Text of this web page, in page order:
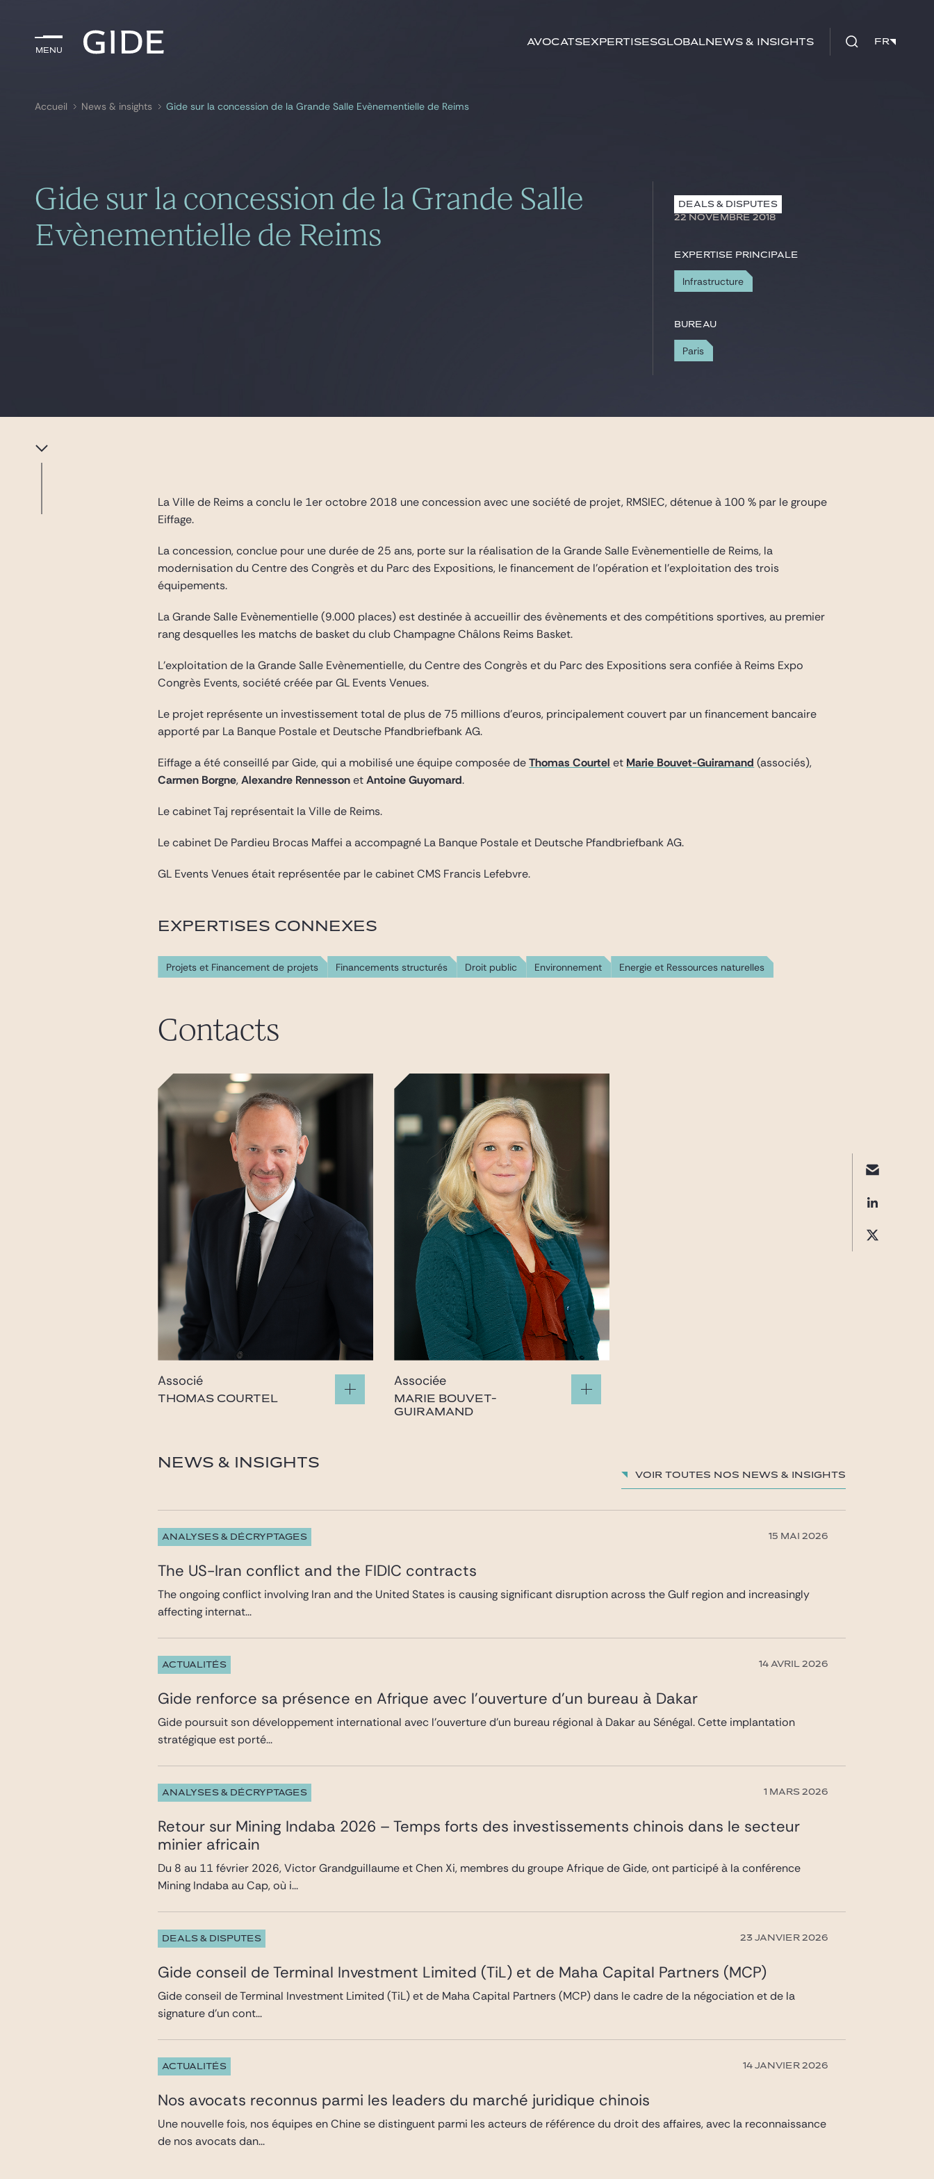
Menu
AvocatsExpertisesGlobalNews & insights FR
Menu mots-clés FR
Accueil News & insights Gide sur la concession de la Grande Salle Evènementielle de Reims
Gide sur la concession de la Grande Salle
Evènementielle de Reims
DEALS & DISPUTES
22 NOVEMBRE 2018
Expertise principale
Infrastructure
Bureau
Paris
La Ville de Reims a conclu le 1er octobre 2018 une concession avec une société de projet, RMSIEC, détenue à 100 % par le groupe
Eiffage.
La concession, conclue pour une durée de 25 ans, porte sur la réalisation de la Grande Salle Evènementielle de Reims, la
modernisation du Centre des Congrès et du Parc des Expositions, le financement de l’opération et l’exploitation des trois
équipements.
La Grande Salle Evènementielle (9.000 places) est destinée à accueillir des évènements et des compétitions sportives, au premier
rang desquelles les matchs de basket du club Champagne Châlons Reims Basket.
L’exploitation de la Grande Salle Evènementielle, du Centre des Congrès et du Parc des Expositions sera confiée à Reims Expo
Congrès Events, société créée par GL Events Venues.
Le projet représente un investissement total de plus de 75 millions d’euros, principalement couvert par un financement bancaire
apporté par La Banque Postale et Deutsche Pfandbriefbank AG.
Eiffage a été conseillé par Gide, qui a mobilisé une équipe composée deThomas Courtel et Marie Bouvet-Guiramand (associés),
Carmen Borgne,Alexandre RennessonetAntoine Guyomard.
Le cabinet Taj représentait la Ville de Reims.
Le cabinet De Pardieu Brocas Maffei a accompagné La Banque Postale et Deutsche Pfandbriefbank AG.
GL Events Venues était représentée par le cabinet CMS Francis Lefebvre.
EXPERTISES CONNEXES
Projets et Financement de projets Financements structurés Droit public Environnement Energie et Ressources naturelles
Contacts
Associé
THOMAS COURTEL
Associée
MARIE BOUVET-
GUIRAMAND
NEWS & INSIGHTS
Voir toutes nos News & insights
ANALYSES & DÉCRYPTAGES 15 MAI 2026
The US-Iran conflict and the FIDIC contracts
The ongoing conflict involving Iran and the United States is causing significant disruption across the Gulf region and increasingly
affecting internat...
ACTUALITÉS 14 AVRIL 2026
Gide renforce sa présence en Afrique avec l’ouverture d’un bureau à Dakar
Gide poursuit son développement international avec l’ouverture d’un bureau régional à Dakar au Sénégal. Cette implantation
stratégique est porté...
ANALYSES & DÉCRYPTAGES 1 MARS 2026
Retour sur Mining Indaba 2026 – Temps forts des investissements chinois dans le secteur
minier africain
Du 8 au 11 février 2026, Victor Grandguillaume et Chen Xi, membres du groupe Afrique de Gide, ont participé à la conférence
Mining Indaba au Cap, où i...
DEALS & DISPUTES 23 JANVIER 2026
Gide conseil de Terminal Investment Limited (TiL) et de Maha Capital Partners (MCP)
Gide conseil de Terminal Investment Limited (TiL) et de Maha Capital Partners (MCP) dans le cadre de la négociation et de la
signature d’un cont...
ACTUALITÉS 14 JANVIER 2026
Nos avocats reconnus parmi les leaders du marché juridique chinois
Une nouvelle fois, nos équipes en Chine se distinguent parmi les acteurs de référence du droit des affaires, avec la reconnaissance
de nos avocats dan...